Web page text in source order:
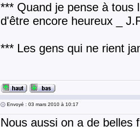
*** Quand je pense à tous
d'être encore heureux _
*** Les gens qui ne rient
Envoyé : 03 mars 2010 à 10:17
Nous aussi on a de belles